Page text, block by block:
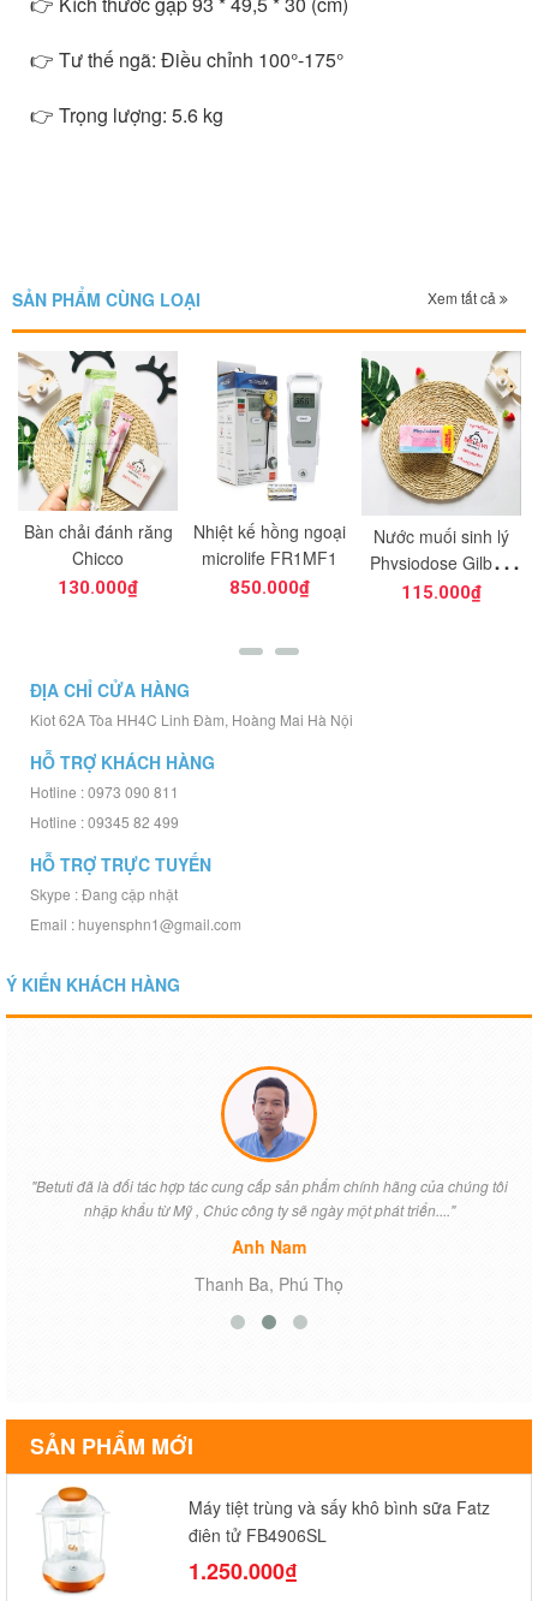
👉 Tư thế ngã: Điều chỉnh 100°-175°
👉 Trọng lượng: 5.6 kg
SẢN PHẨM CÙNG LOẠI Xem tất cả
Bàn chải đánh răng
Chicco
130.000₫
Nhiệt kế hồng ngoại
microlife FR1MF1
850.000₫
Nước muối sinh lý
Physiodose Gilbert
Pháp hồng 40 ống
115.000₫
ĐỊA CHỈ CỬA HÀNG
Kiot 62A Tòa HH4C Linh Đàm, Hoàng Mai Hà Nội
HỖ TRỢ KHÁCH HÀNG
Hotline : 0973 090 811
Hotline : 09345 82 499
HỖ TRỢ TRỰC TUYẾN
Skype : Đang cập nhật
Email : huyensphn1@gmail.com
Ý KIẾN KHÁCH HÀNG
"Betuti đã là đối tác hợp tác cung cấp sản phẩm chính hãng của chúng tôi
nhập khẩu từ Mỹ , Chúc công ty sẽ ngày một phát triển...."
Anh Nam
Thanh Ba, Phú Thọ
SẢN PHẨM MỚI
Máy tiệt trùng và sấy khô bình sữa Fatz
điện tử FB4906SL
1.250.000₫